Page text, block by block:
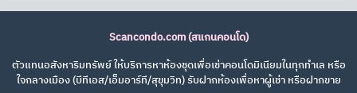
Scancondo.com (สแกนคอนโด)
ตัวแทนอสังหาริมทรัพย์ ให้บริการหาห้องชุดเพื่อเช่าคอนโดมิเนียมในทุกทำเล หรือ
ใจกลางเมือง (บีทีเอส/เอ็มอาร์ที/สุขุมวิท) รับฝากห้องเพื่อหาผู้เช่า หรือฝากขาย